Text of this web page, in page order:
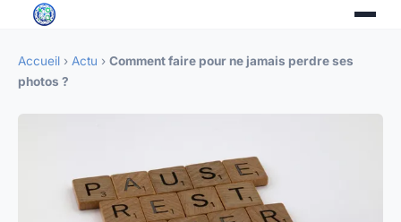
Accueil › Actu › Comment faire pour ne jamais perdre ses
photos ?